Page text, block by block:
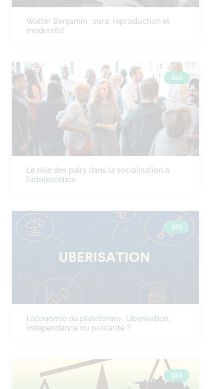
Walter Benjamin : aura, reproduction et
modernité
SES
Le rôle des pairs dans la socialisation à
l’adolescence
SES
L’économie de plateforme : Uberisation,
indépendance ou précarité ?
SES